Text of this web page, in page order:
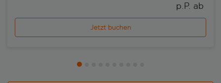
p.P. ab
Jetzt buchen